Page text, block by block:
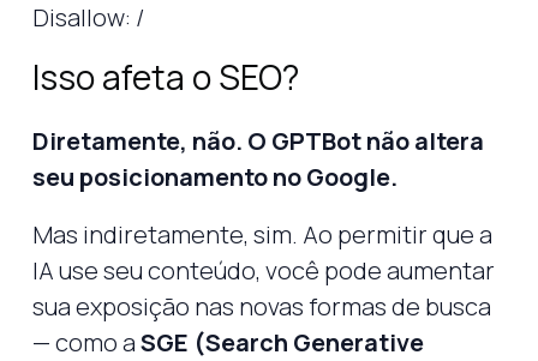
Disallow: /
Isso afeta o SEO?
Diretamente, não. O GPTBot não altera
seu posicionamento no Google.
Mas indiretamente, sim. Ao permitir que a
IA use seu conteúdo, você pode aumentar
sua exposição nas novas formas de busca
— como aSGE (Search Generative